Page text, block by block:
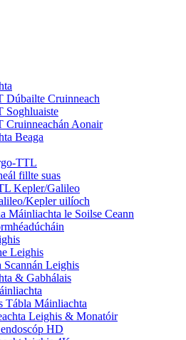
Dúbailte Cruinneach
Soghluaiste
Cruinneachán Aonair
Beaga
TTL
fillte suas
Kepler/Galileo
Kepler uilíoch
Máinliachta le Soilse Ceann
Leighis
Scannán Leighis
& Gabhálais
Tábla Máinliachta
Leighis & Monatóir
HD